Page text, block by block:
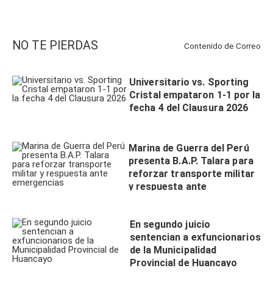
NO TE PIERDAS Contenido de Correo
Universitario vs. Sporting
Cristal empataron 1-1 por la
fecha 4 del Clausura 2026
Marina de Guerra del Perú
presenta B.A.P. Talara para
reforzar transporte militar
y respuesta ante
En segundo juicio
sentencian a exfuncionarios
de la Municipalidad
Provincial de Huancayo